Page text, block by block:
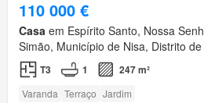
110 000 €
Casa em Espírito Santo, Nossa
Simão, Município de Nisa, Distrito
T3 1 247 m²
Varanda Terraço Jardim